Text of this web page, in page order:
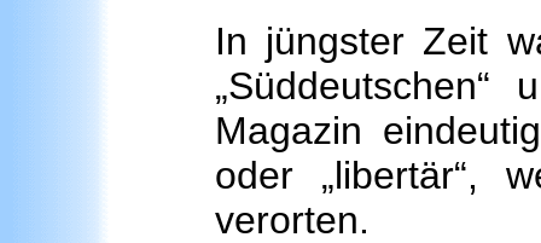
In jüngster Zeit
„Süddeutschen“
Magazin
oder „libertär“,
verorten.